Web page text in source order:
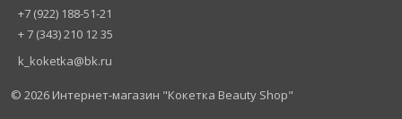
+7 (922) 188-51-21
+ 7 (343) 210 12 35
k_koketka@bk.ru
© 2026 Интернет-магазин "Кокетка Beauty Shop"